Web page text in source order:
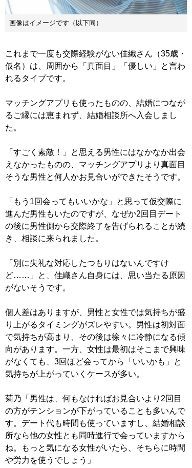
画像はイメージです（以下同）
これまで一度も交際経験がない佳織さん（35歳・
仮名）は、周囲から「真面目」「優しい」と言わ
れるタイプです。
マッチングアプリも使ったものの、結婚につなが
るご縁には恵まれず、結婚相談所へ入会しまし
た。
「すごく素敵！」と思える男性にはなかなか出会
えなかったものの、マッチングアプリより真面目
そうな男性と何人かお見合いができたそうです。
「もう1回会ってもいいかな」と思って仮交際に
進んだ男性もいたのですが、なぜか2回目デート
の後に男性側から交際終了を告げられることが続
き、相談に来られました。
「別に失礼な対応したつもりはないんですけ
ど……」と、佳織さん自身には、思い当たる原因
がないそうです。
個人差はありますが、男性と女性では気持ちが盛
り上がるタイミングがズレやすい。男性は初対面
で気持ちが高まり、その後は徐々に冷静になる傾
向があります。一方、女性は最初はそこまで興味
がなくても、3回ほど会ってから「いいかも」と
気持ちが上がっていくケースが多い。
菊乃「男性は、何もなければお見合いより2回目
の方がテンションが下がっていることも多いんで
す。デート代も時間も使っていますし、結婚相談
所なら他の女性とも同時進行で会っていますから
ね。もっと気になる女性がいたら、そちらに時間
や労力を使うでしょう」